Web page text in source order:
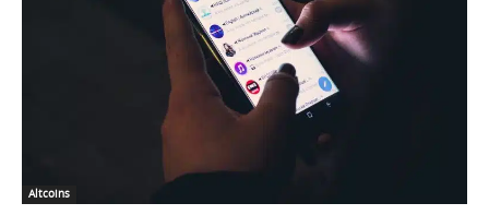
Altcoins